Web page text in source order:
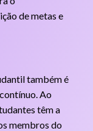
de metas e
também é
Ao
têm a
membros do